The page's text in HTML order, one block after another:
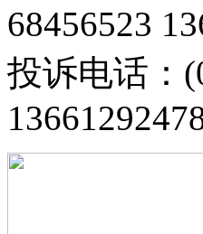
68456523
投诉电话：